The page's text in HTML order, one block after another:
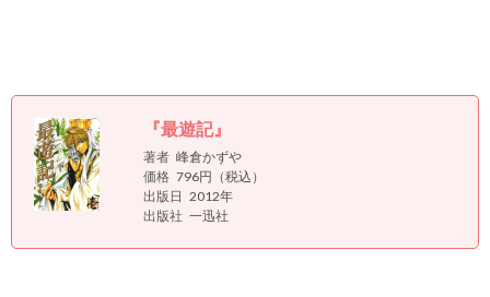
『最遊記』
著者 峰倉かずや
価格 796円（税込）
出版日 2012年
出版社 一迅社